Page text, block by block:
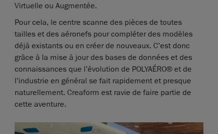
Virtuelle ou Augmentée.
Pour cela, le centre scanne des pièces de toutes
tailles et des aéronefs pour compléter des modèles
déjà existants ou en créer de nouveaux. C’est donc
grâce à la mise à jour des bases de données et des
connaissances que l’évolution de POLYAÉRO® et de
l’industrie en général se fait rapidement et presque
naturellement. Creaform est ravie de faire partie de
cette aventure.